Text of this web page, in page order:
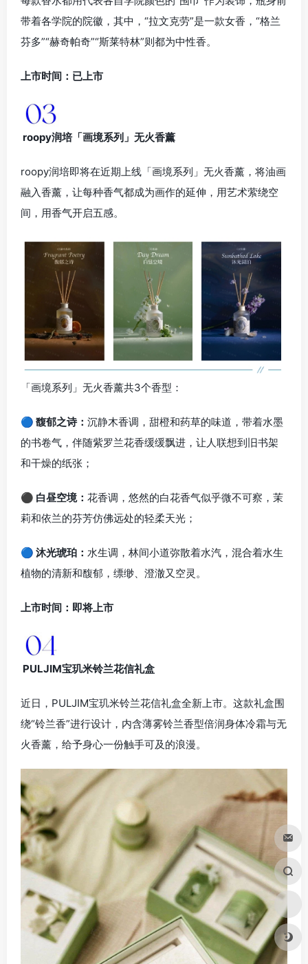
带着各学院的院徽，其中，“拉文克劳”是一款女香，“格兰
芬多”“赫奇帕奇”“斯莱特林”则都为中性香。
上市时间：已上市
roopy润培「画境系列」无火香薰
roopy润培即将在近期上线「画境系列」无火香薰，将油画
融入香薰，让每种香气都成为画作的延伸，用艺术萦绕空
间，用香气开启五感。
「画境系列」无火香薰共3个香型：
🔵 馥郁之诗： 沉静木香调，甜橙和药草的味道，带着水墨
的书卷气，伴随紫罗兰花香缓缓飘进，让人联想到旧书架
和干燥的纸张；
⚫ 白昼空境： 花香调，悠然的白花香气似乎微不可察，茉
莉和依兰的芬芳仿佛远处的轻柔天光；
🔵 沐光琥珀： 水生调，林间小道弥散着水汽，混合着水生
植物的清新和馥郁，缥缈、澄澈又空灵。
上市时间：即将上市
PULJIM宝玑米铃兰花信礼盒
近日，PULJIM宝玑米铃兰花信礼盒全新上市。这款礼盒围
绕“铃兰香”进行设计，内含薄雾铃兰香型倍润身体冷霜与无
火香薰，给予身心一份触手可及的浪漫。